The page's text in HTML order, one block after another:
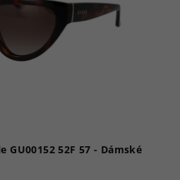
Guess sluneční brýle GU00152 52F 57 - Dámské